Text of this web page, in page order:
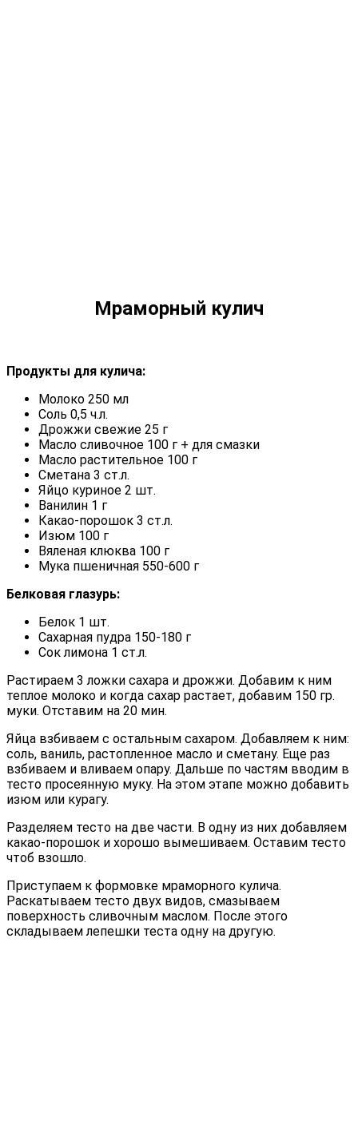
Мраморный кулич
Продукты для кулича:
Молоко 250 мл
Соль 0,5 ч.л.
Дрожжи свежие 25 г
Масло сливочное 100 г + для смазки
Масло растительное 100 г
Сметана 3 ст.л.
Яйцо куриное 2 шт.
Ванилин 1 г
Какао-порошок 3 ст.л.
Изюм 100 г
Вяленая клюква 100 г
Мука пшеничная 550-600 г
Белковая глазурь:
Белок 1 шт.
Сахарная пудра 150-180 г
Сок лимона 1 ст.л.
Растираем 3 ложки сахара и дрожжи. Добавим к ним
теплое молоко и когда сахар растает, добавим 150 гр.
муки. Отставим на 20 мин.
Яйца взбиваем с остальным сахаром. Добавляем к ним:
соль, ваниль, растопленное масло и сметану. Еще раз
взбиваем и вливаем опару. Дальше по частям вводим в
тесто просеянную муку. На этом этапе можно добавить
изюм или курагу.
Разделяем тесто на две части. В одну из них добавляем
какао-порошок и хорошо вымешиваем. Оставим тесто
чтоб взошло.
Приступаем к формовке мраморного кулича.
Раскатываем тесто двух видов, смазываем
поверхность сливочным маслом. После этого
складываем лепешки теста одну на другую.